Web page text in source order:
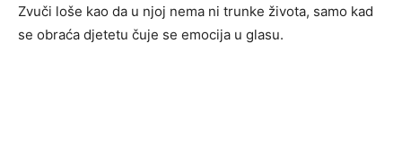
Zvuči loše kao da u njoj nema ni trunke života, samo kad
se obraća djetetu čuje se emocija u glasu.